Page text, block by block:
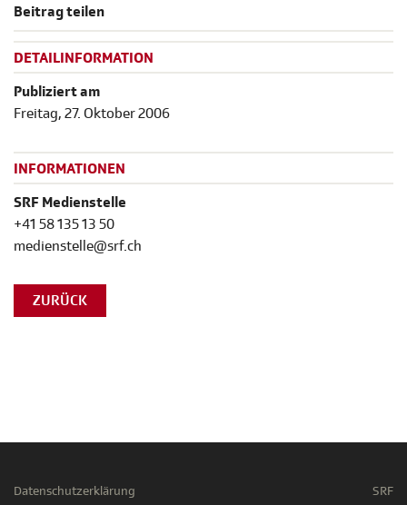
Beitrag teilen
DETAILINFORMATION
Publiziert am
Freitag, 27. Oktober 2006
INFORMATIONEN
SRF Medienstelle
+41 58 135 13 50
medienstelle@srf.ch
ZURÜCK
Datenschutzerklärung SRF